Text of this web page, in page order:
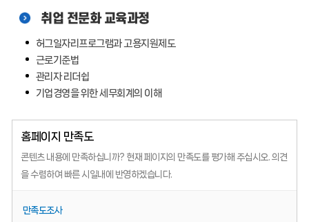
취업 전문화 교육과정
허그일자리프로그램과 고용지원제도
근로기준법
관리자 리더쉽
기업경영을 위한 세무회계의 이해
홈페이지 만족도
콘텐츠 내용에 만족하십니까? 현재 페이지의 만족도를 평가해 주십시오. 의견
을 수렴하여 빠른 시일내에 반영하겠습니다.
만족도조사